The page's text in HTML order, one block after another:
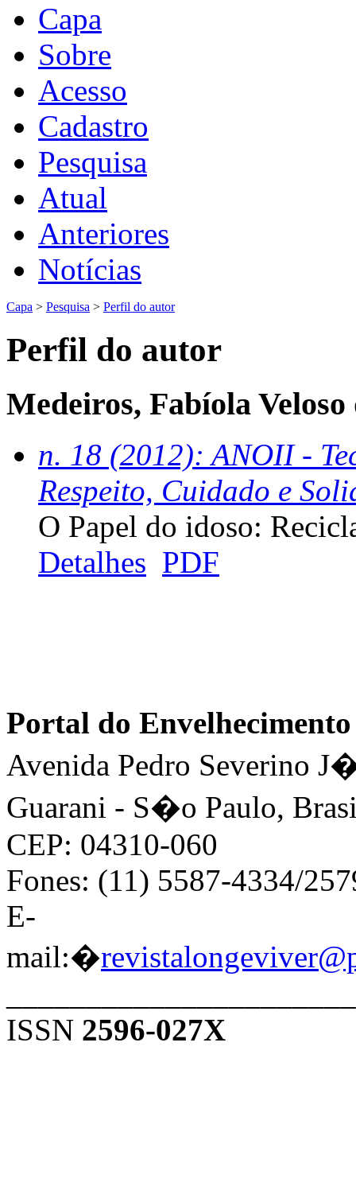
Capa
Sobre
Acesso
Cadastro
Pesquisa
Atual
Anteriores
Notícias
Capa > Pesquisa > Perfil do autor
Perfil do autor
Medeiros, Fabíola Veloso
n. 18 (2012): ANOII -
Respeito, Cuidado e
O Papel do idoso:
Detalhes PDF
Portal do
Avenida Pedro Severino
Guarani - S�o Paulo,
CEP: 04310-060
Fones: (11) 5587-4334/
E-
mail:�
ISSN 2596-027X